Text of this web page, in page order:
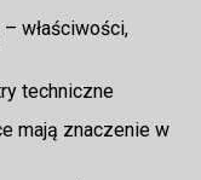
właściwości,
techniczne
mają znaczenie w